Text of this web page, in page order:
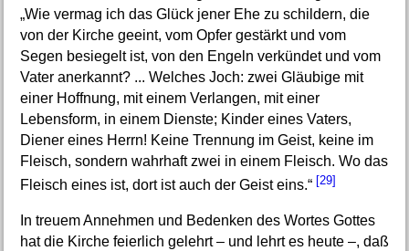
„Wie vermag ich das Glück jener Ehe zu schildern, die
von der Kirche geeint, vom Opfer gestärkt und vom
Segen besiegelt ist, von den Engeln verkündet und vom
Vater anerkannt? ... Welches Joch: zwei Gläubige mit
einer Hoffnung, mit einem Verlangen, mit einer
Lebensform, in einem Dienste; Kinder eines Vaters,
Diener eines Herrn! Keine Trennung im Geist, keine im
Fleisch, sondern wahrhaft zwei in einem Fleisch. Wo das
Fleisch eines ist, dort ist auch der Geist eins.“ [29]
In treuem Annehmen und Bedenken des Wortes Gottes
hat die Kirche feierlich gelehrt – und lehrt es heute –, daß